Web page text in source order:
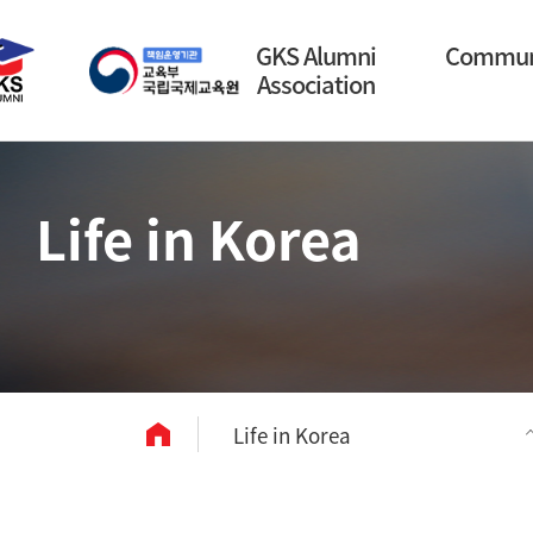
GKS Alumni
Association
Life in Korea
Life in Korea